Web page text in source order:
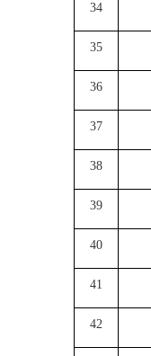
34
35
36
37
38
39
40
41
42